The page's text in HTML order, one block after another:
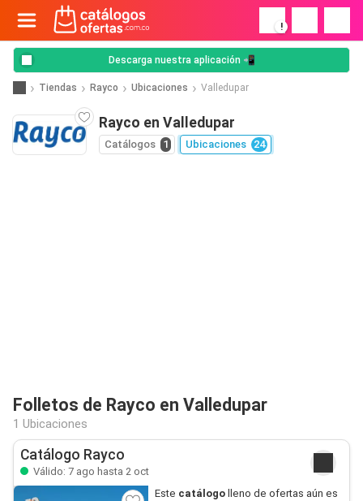
!
Descarga nuestra aplicación 📲
Tiendas Rayco Ubicaciones Valledupar
Rayco en Valledupar
Catálogos 1 Ubicaciones 24
Folletos de Rayco en Valledupar
1 Ubicaciones
Catálogo Rayco
Válido: 7 ago hasta 2 oct
Este catálogolleno de ofertas aún es